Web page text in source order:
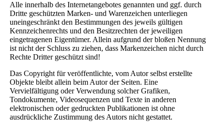
Alle innerhalb des Internetangebotes genannten und ggf. durch
Dritte geschützten Marken- und Warenzeichen unterliegen
uneingeschränkt den Bestimmungen des jeweils gültigen
Kennzeichenrechts und den Besitzrechten der jeweiligen
eingetragenen Eigentümer. Allein aufgrund der bloßen Nennung
ist nicht der Schluss zu ziehen, dass Markenzeichen nicht durch
Rechte Dritter geschützt sind!
Das Copyright für veröffentlichte, vom Autor selbst erstellte
Objekte bleibt allein beim Autor der Seiten. Eine
Vervielfältigung oder Verwendung solcher Grafiken,
Tondokumente, Videosequenzen und Texte in anderen
elektronischen oder gedruckten Publikationen ist ohne
ausdrückliche Zustimmung des Autors nicht gestattet.